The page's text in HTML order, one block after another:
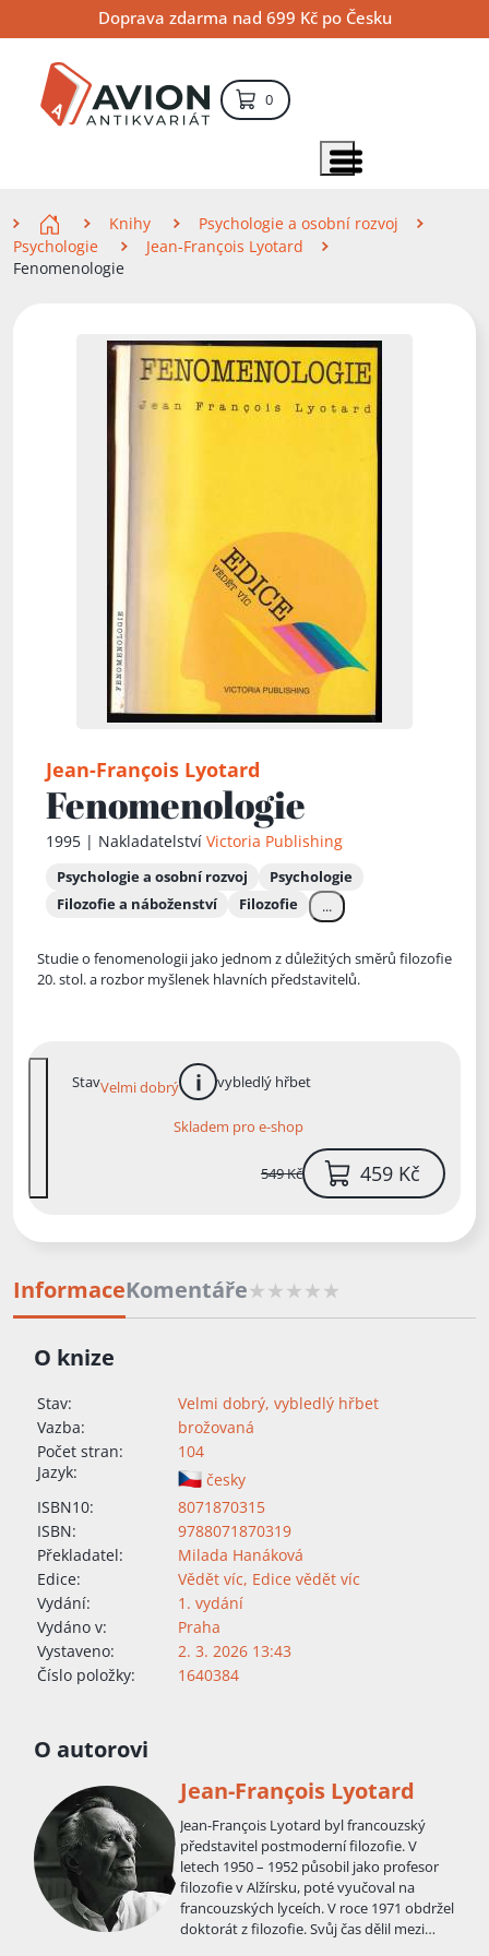
na
obsah
na
navigaci
na
vyhledávání
Doprava zdarma nad 699 Kč po Česku
0položek – košík
Zobrazit položky menu
Knihy
Psychologie a osobní rozvoj
Psychologie
Jean-François Lyotard
Fenomenologie
Jean-François Lyotard
Fenomenologie
1995 | Nakladatelství Victoria Publishing
Psychologie a osobní rozvoj
Psychologie
Filozofie a náboženství
Filozofie ...
Studie o fenomenologii jako jednom z důležitých směrů filozofie
20. stol. a rozbor myšlenek hlavních představitelů.
StavVelmi dobrý více informací
vybledlý hřbet
Skladem pro e-shop
549 Kč 459 Kč
InformaceKomentáře
O knize
Stav:
Velmi dobrý, vybledlý hřbet
Vazba:
brožovaná
Počet stran:
104
Jazyk:
česky
ISBN10:
8071870315
ISBN:
9788071870319
Překladatel:
Milada Hanáková
Edice:
Vědět víc, Edice vědět víc
Vydání:
1. vydání
Vydáno v:
Praha
Vystaveno:
2. 3. 2026 13:43
Číslo položky:
1640384
O autorovi
Jean-François Lyotard
Jean-François Lyotard byl francouzský
představitel postmoderní filozofie. V
letech 1950 – 1952 působil jako profesor
filozofie v Alžírsku, poté vyučoval na
francouzských lyceích. V roce 1971 obdržel
doktorát z filozofie. Svůj čas dělil mezi